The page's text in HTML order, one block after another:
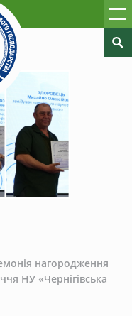
нагородження
НУ «Чернігівська